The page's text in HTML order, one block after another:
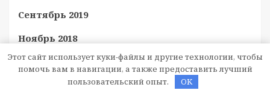
Сентябрь 2019
Ноябрь 2018
Октябрь 2018
Сентябрь 2018
Этот сайт использует куки-файлы и другие технологии, чтобы
помочь вам в навигации, а также предоставить лучший
пользовательский опыт.
OK